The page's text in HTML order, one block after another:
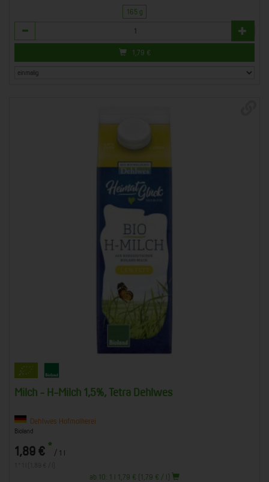
165 g
Anzahl
1,79 €
Milch - H-Milch 1,5%, Tetra Dehlwes
Dehlwes Hofmolkerei
Bioland
1,89 € * / 1 l
ab 10: 1 l 1,79 € (1,79 € / l)